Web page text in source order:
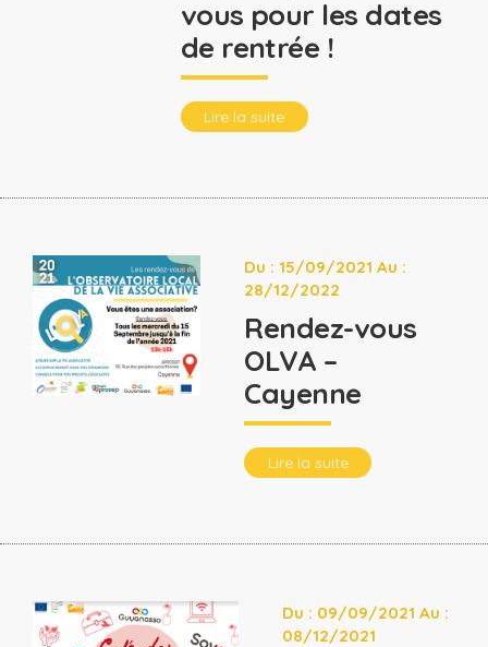
vous pour les dates
de rentrée !
Lire la suite
Du : 15/09/2021 Au :
28/12/2022
Rendez-vous
OLVA –
Cayenne
Lire la suite
Du : 09/09/2021 Au :
08/12/2021